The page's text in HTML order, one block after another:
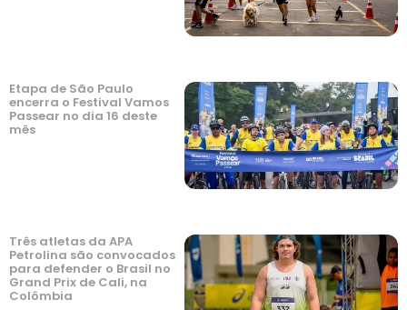
Etapa de São Paulo
encerra o Festival Vamos
Passear no dia 16 deste
mês
Três atletas da APA
Petrolina são convocados
para defender o Brasil no
Grand Prix de Cali, na
Colômbia